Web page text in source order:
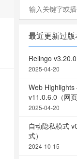
最近更新过
Relingo
2025-04-20
Web
v11.0.6.0（网
2025-04-20
自动隐私模式
式）
2024-10-15